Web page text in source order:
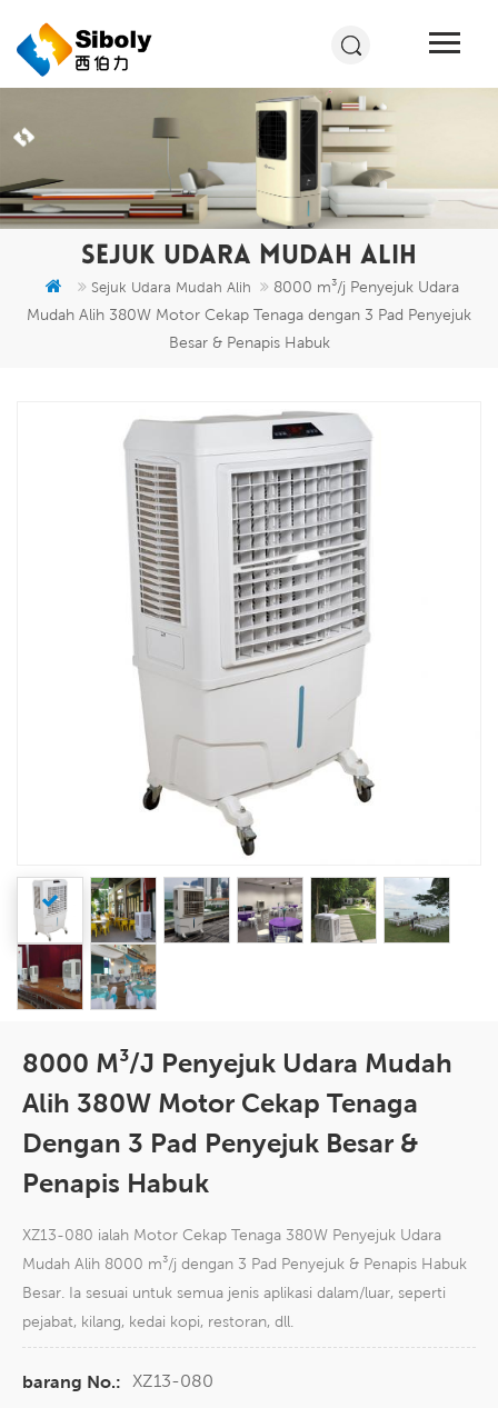
SEJUK UDARA MUDAH ALIH
Sejuk Udara Mudah Alih
8000 m³/j Penyejuk Udara
Mudah Alih 380W Motor Cekap Tenaga dengan 3 Pad Penyejuk
Besar & Penapis Habuk
8000 M³/j Penyejuk Udara Mudah
Alih 380W Motor Cekap Tenaga
Dengan 3 Pad Penyejuk Besar &
Penapis Habuk
XZ13-080 ialah Motor Cekap Tenaga 380W Penyejuk Udara
Mudah Alih 8000 m³/j dengan 3 Pad Penyejuk & Penapis Habuk
Besar. Ia sesuai untuk semua jenis aplikasi dalam/luar, seperti
pejabat, kilang, kedai kopi, restoran, dll.
barang No.: XZ13-080